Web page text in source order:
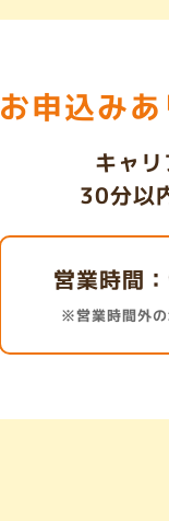
お申込み
キャリ
30分以
営業時間：
※営業時間外の